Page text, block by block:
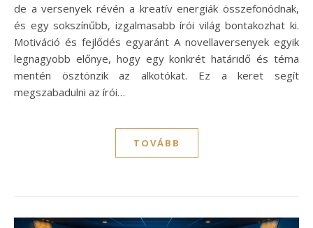
de a versenyek révén a kreatív energiák összefonódnak,
és egy sokszínűbb, izgalmasabb írói világ bontakozhat ki.
Motiváció és fejlődés egyaránt A novellaversenyek egyik
legnagyobb előnye, hogy egy konkrét határidő és téma
mentén ösztönzik az alkotókat. Ez a keret segít
megszabadulni az írói…
TOVÁBB